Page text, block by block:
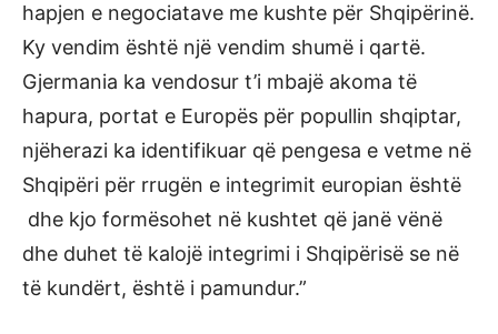
hapjen e negociatave me kushte për Shqipërinë.
Ky vendim është një vendim shumë i qartë.
Gjermania ka vendosur t’i mbajë akoma të
hapura, portat e Europës për popullin shqiptar,
njëherazi ka identifikuar që pengesa e vetme në
Shqipëri për rrugën e integrimit europian është
dhe kjo formësohet në kushtet që janë vënë
dhe duhet të kalojë integrimi i Shqipërisë se në
të kundërt, është i pamundur.”